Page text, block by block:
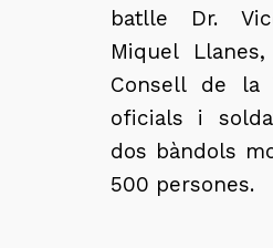
batlle Dr.
Miquel
Consell de la
oficials i
dos bàndols
500 persones.